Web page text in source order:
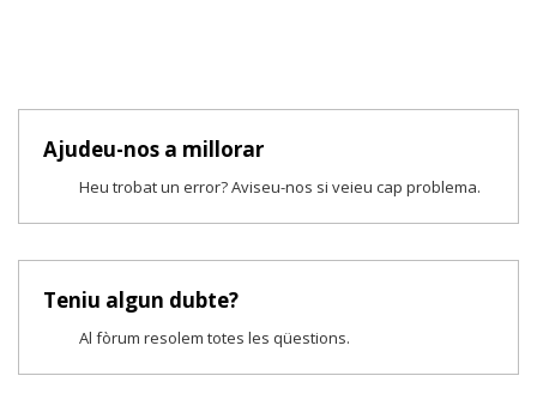
Ajudeu-nos a millorar
Heu trobat un error? Aviseu-nos si veieu cap problema.
Teniu algun dubte?
Al fòrum resolem totes les qüestions.